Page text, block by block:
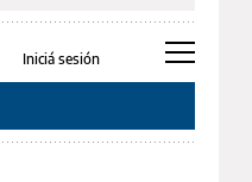
Iniciá sesión